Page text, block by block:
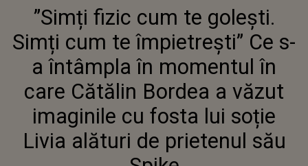
SIMȚI CUM TE ÎMPIETREȘTI” CE
S-A ÎNTÂMPLA ÎN MOMENTUL
ÎN CARE CĂTĂLIN BORDEA A
VĂZUT IMAGINILE CU FOSTA
LUI SOȚIE LIVIA ALĂTURI DE
”Simți fizic cum te golești.
Simți cum te împietrești” Ce s-
a întâmpla în momentul în
care Cătălin Bordea a văzut
imaginile cu fosta lui soție
Livia alături de prietenul său